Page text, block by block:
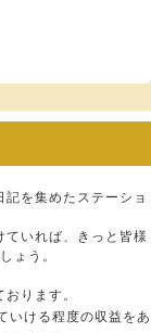
を集めたステーショ
いれば、きっと皆様
ょう。
ります。
いける程度の収益をあ